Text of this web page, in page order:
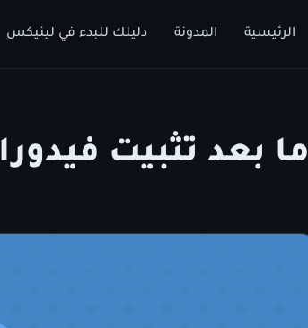
الرئيسية المدونة دليلك للبدء في لينيكس
ما بعد تثبيت فيدورا 38